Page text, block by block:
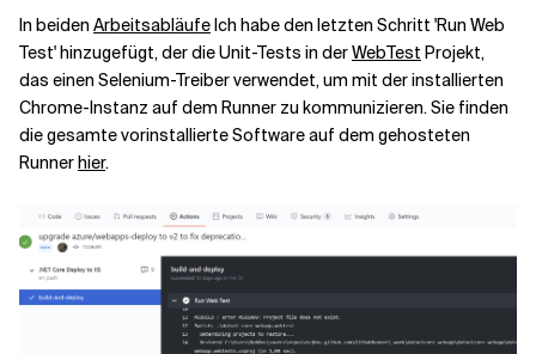
In beiden Arbeitsabläufe Ich habe den letzten Schritt 'Run Web
Test' hinzugefügt, der die Unit-Tests in derWebTest Projekt,
das einen Selenium-Treiber verwendet, um mit der installierten
Chrome-Instanz auf dem Runner zu kommunizieren. Sie finden
die gesamte vorinstallierte Software auf dem gehosteten
Runner hier.